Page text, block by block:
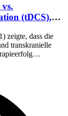
zeigte, dass die
transkranielle